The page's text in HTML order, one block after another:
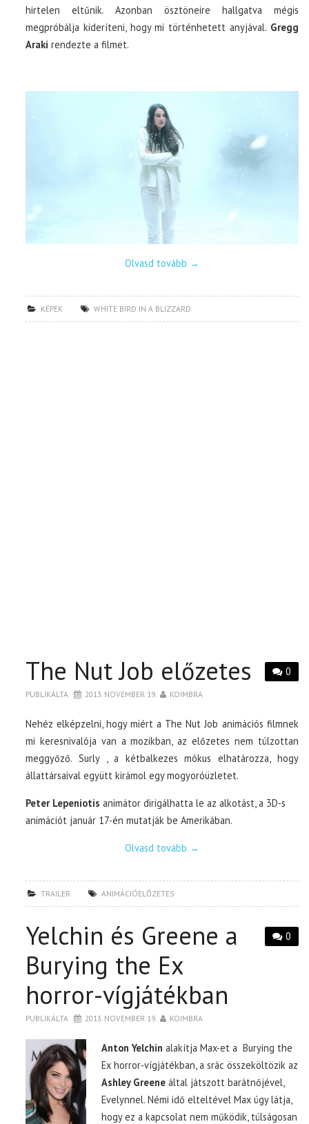
hirtelen eltűnik. Azonban ösztöneire hallgatva mégis
megpróbálja kideríteni, hogy mi történhetett anyjával. Gregg
Araki rendezte a filmet.
Olvasd tovább →
KÉPEK WHITE BIRD IN A BLIZZARD
0
The Nut Job előzetes
PUBLIKÁLTA 2013. NOVEMBER 19. KOIMBRA
Nehéz elképzelni, hogy miért a The Nut Job animációs filmnek
mi keresnivalója van a mozikban, az előzetes nem túlzottan
meggyőző. Surly , a kétbalkezes mókus elhatározza, hogy
állattársaival együtt kirámol egy mogyoróüzletet.
Peter Lepeniotis animátor dirigálhatta le az alkotást, a 3D-s
animációt január 17-én mutatják be Amerikában.
Olvasd tovább →
TRAILER ANIMÁCIÓELŐZETES
0
Yelchin és Greene a
Burying the Ex
horror-vígjátékban
PUBLIKÁLTA 2013. NOVEMBER 19. KOIMBRA
Anton Yelchin alakítja Max-et a Burying the
Ex horror-vígjátékban, a srác összeköltözik az
Ashley Greene által játszott barátnőjével,
Evelynnel. Némi idő elteltével Max úgy látja,
hogy ez a kapcsolat nem működik, túlságosan